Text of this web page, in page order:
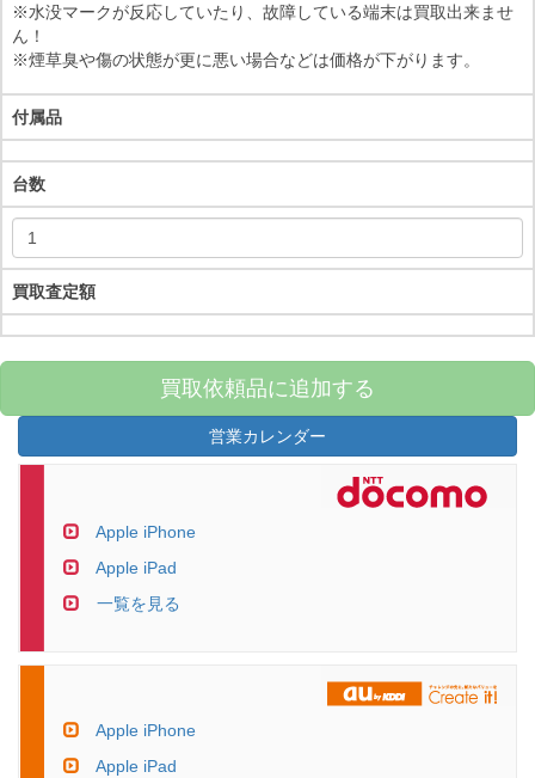
※水没マークが反応していたり、故障している端末は買取出来ませ
ん！
※煙草臭や傷の状態が更に悪い場合などは価格が下がります。
付属品
台数
買取査定額
買取依頼品に追加する
営業カレンダー
Apple iPhone
Apple iPad
一覧を見る
Apple iPhone
Apple iPad